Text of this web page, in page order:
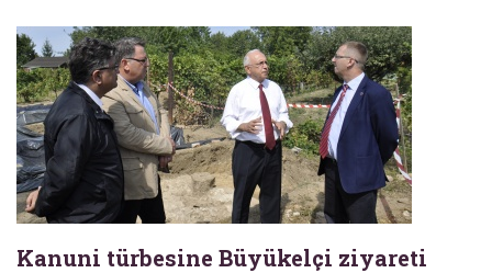
Kanuni türbesine Büyükelçi ziyareti